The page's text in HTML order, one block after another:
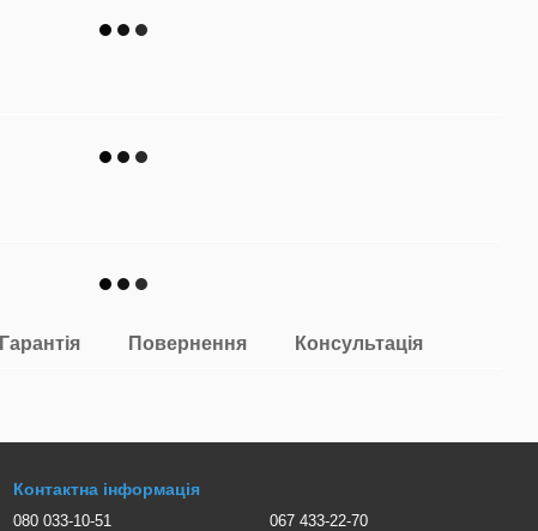
Гарантія Повернення Консультація
Контактна інформація
080 033-10-51
067 433-22-70